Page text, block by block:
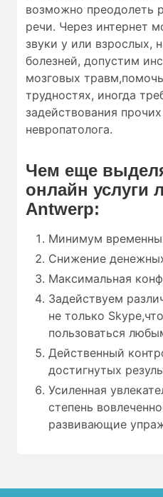
возможно преодолеть
речи. Через интернет
звуки у или взрослых,
болезней, допустим
мозговых
трудностях, иногда
задействования
невропатолога.
Чем еще
онлайн услуги
Antwerp:
Минимум
Снижение
Максимальная
Задействуем
не только
пользоваться
Действенный
достигнутых
Усиленная
степень
развивающие